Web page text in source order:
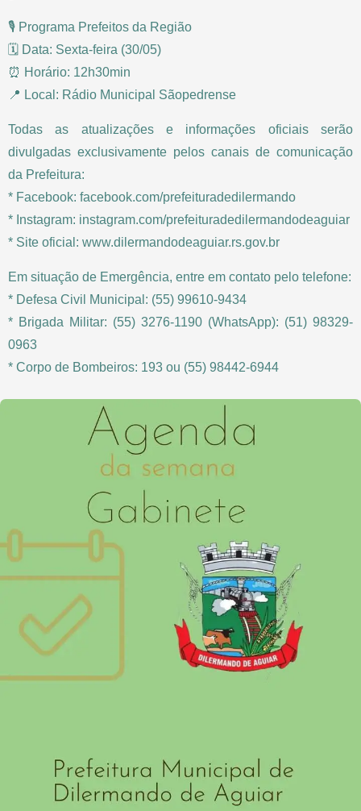
🎙️ Programa Prefeitos da Região
🗓️ Data: Sexta-feira (30/05)
⏰ Horário: 12h30min
📍 Local: Rádio Municipal Sãopedrense
Todas as atualizações e informações oficiais serão
divulgadas exclusivamente pelos canais de comunicação
da Prefeitura:
* Facebook: facebook.com/prefeituradedilermando
* Instagram: instagram.com/prefeituradedilermandodeaguiar
* Site oficial: www.dilermandodeaguiar.rs.gov.br
Em situação de Emergência, entre em contato pelo telefone:
* Defesa Civil Municipal: (55) 99610-9434
* Brigada Militar: (55) 3276-1190 (WhatsApp): (51) 98329-
0963
* Corpo de Bombeiros: 193 ou (55) 98442-6944